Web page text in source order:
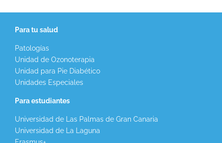
Para tu salud
Patologías
Unidad de Ozonoterapia
Unidad para Pie Diabético
Unidades Especiales
Para estudiantes
Universidad de Las Palmas de Gran Canaria
Universidad de La Laguna